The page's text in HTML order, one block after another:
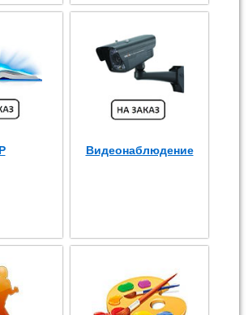
Видеонаблюдение